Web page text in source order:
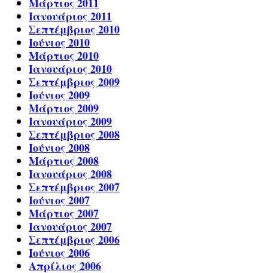
Ιανουάριος 2011
Σεπτέμβριος 2010
Ιούνιος 2010
Μάρτιος 2010
Ιανουάριος 2010
Σεπτέμβριος 2009
Ιούνιος 2009
Μάρτιος 2009
Ιανουάριος 2009
Σεπτέμβριος 2008
Ιούνιος 2008
Μάρτιος 2008
Ιανουάριος 2008
Σεπτέμβριος 2007
Ιούνιος 2007
Μάρτιος 2007
Ιανουάριος 2007
Σεπτέμβριος 2006
Ιούνιος 2006
Απρίλιος 2006